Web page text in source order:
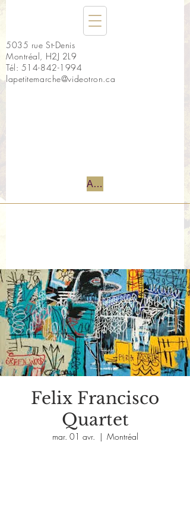
5035 rue St-Denis
Montréal, H2J 2L9
Tél: 514-842-1994
lapetitemarche@videotron.ca
Accueil
Felix Francisco
Quartet
mar. 01 avr.
  |
Montréal